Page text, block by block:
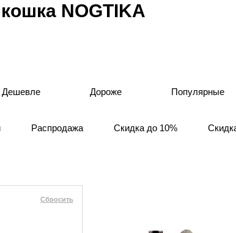
NOGTIKA
Дешевле Дороже Популярные
Распродажа Скидка до 10%
Cбросить